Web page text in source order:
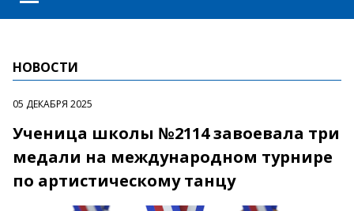
НОВОСТИ
05 ДЕКАБРЯ 2025
Ученица школы №2114 завоевала три
медали на международном турнире
по артистическому танцу